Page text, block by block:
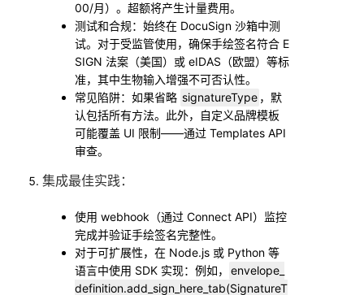
00/月）。超额将产生计量费用。
测试和合规：始终在 DocuSign 沙箱中测
试。对于受监管使用，确保手绘签名符合 E
SIGN 法案（美国）或 eIDAS（欧盟）等标
准，其中生物输入增强不可否认性。
常见陷阱：如果省略 signatureType ，默
认包括所有方法。此外，自定义品牌模板
可能覆盖 UI 限制——通过 Templates API
审查。
集成最佳实践：
使用 webhook（通过 Connect API）监控
完成并验证手绘签名完整性。
对于可扩展性，在 Node.js 或 Python 等
语言中使用 SDK 实现：例如，
envelope_
definition.add_sign_here_tab(SignatureT